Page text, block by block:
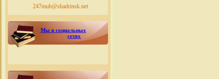
247mub@shadrinsk.net
Мы в социальных
сетях